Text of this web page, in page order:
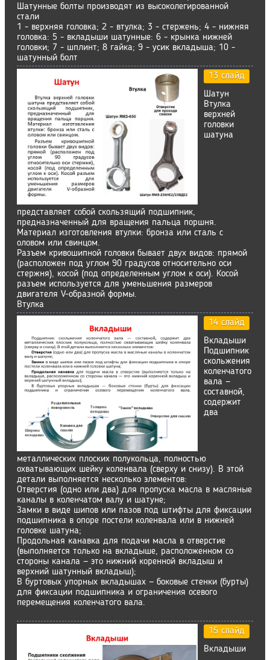
Шатунные болты производят из высоколегированной
стали
1 - верхняя головка; 2 - втулка; 3 - стержень; 4 - нижняя
головка: 5 - вкладыши шатунные: 6 - крынка нижней
головки; 7 - шплинт; 8 гайка; 9 - усик вкладыша; 10 -
шатунный болт
13 слайд
Шатун
Втулка
верхней
головки
шатуна
представляет собой скользящий подшипник,
предназначенный для вращения пальца поршня.
Материал изготовления втулки: бронза или сталь с
оловом или свинцом.
Разъем кривошипной головки бывает двух видов: прямой
(расположен под углом 90 градусов относительно оси
стержня), косой (под определенным углом к оси). Косой
разъем используется для уменьшения размеров
двигателя V-образной формы.
Втулка
14 слайд
Вкладыши
Подшипник
скольжения
коленчатого
вала —
составной,
содержит
два
металлических плоских полукольца, полностью
охватывающих шейку коленвала (сверху и снизу). В этой
детали выполняется несколько элементов:
Отверстия (одно или два) для пропуска масла в масляные
каналы в коленчатом валу и шатуне;
Замки в виде шипов или пазов под штифты для фиксации
подшипника в опоре постели коленвала или в нижней
головке шатуна;
Продольная канавка для подачи масла в отверстие
(выполняется только на вкладыше, расположенном со
стороны канала — это нижний коренной вкладыш и
верхний шатунный вкладыш);
В буртовых упорных вкладышах — боковые стенки (бурты)
для фиксации подшипника и ограничения осевого
перемещения коленчатого вала.
15 слайд
Вкладыши